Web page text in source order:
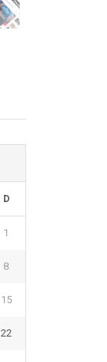
D
1
8
15
22